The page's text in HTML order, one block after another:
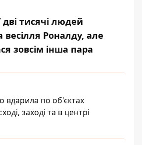
дві тисячі людей
Роналду, але
зовсім інша пара
вдарила по об'єктах
заході та в центрі